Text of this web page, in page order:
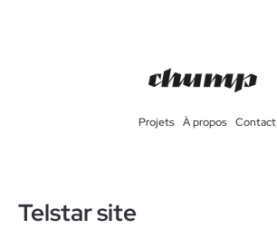
Projets À propos Contact
Telstar site